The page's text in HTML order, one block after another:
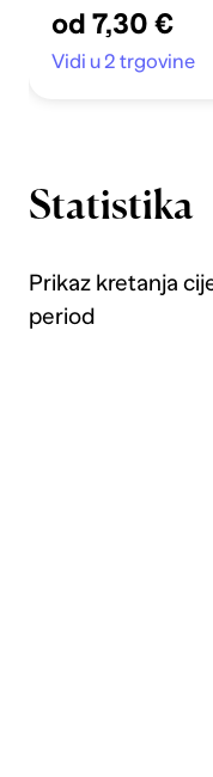
od 7,30 €
Vidi u 2 trgovine
Statistika
Prikaz kretanja
period